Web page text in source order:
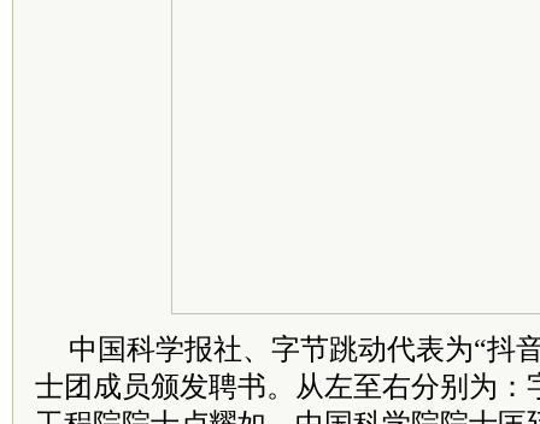
中国科学报社、字节跳动代表为“抖
士团成员颁发聘书。从左至右分别为：